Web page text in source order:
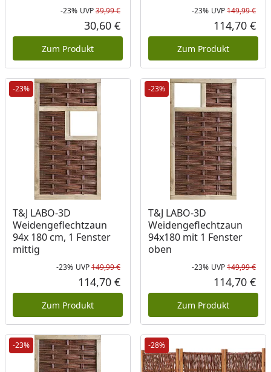
Rabatt in Prozent
-23%
Ursprünglicher Preis
UVP39,99 €
Aktueller Preis
30,60 €
Zum Produkt
-23% UVP149,99 €
114,70 €
Zum Produkt
-23%
T&J LABO-3D
Weidengeflechtzaun
94x 180 cm, 1 Fenster
mittig
Rabatt in Prozent
-23%
Ursprünglicher Preis
UVP149,99 €
Aktueller Preis
114,70 €
Zum Produkt
-23%
T&J LABO-3D
Weidengeflechtzaun
94x180 mit 1 Fenster
oben
-23% UVP149,99 €
114,70 €
Zum Produkt
-23% -28%